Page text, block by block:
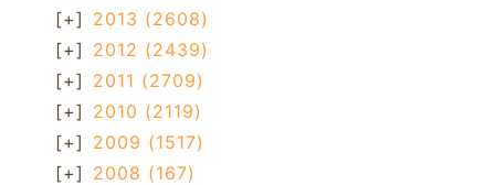
[+] 2013 (2608)
[+] 2012 (2439)
[+] 2011 (2709)
[+] 2010 (2119)
[+] 2009 (1517)
[+] 2008 (167)